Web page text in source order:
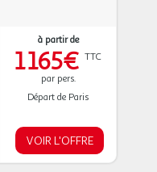
à partir de
1 165€ TTC
par pers.
Départ de Paris
VOIR L'OFFRE